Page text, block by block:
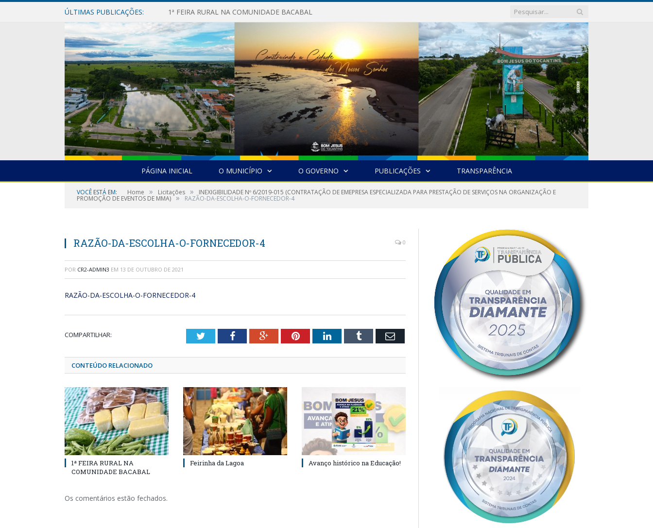
ÚLTIMAS PUBLICAÇÕES: 1ª FEIRA RURAL NA COMUNIDADE BACABAL
PÁGINA INICIAL O MUNICÍPIO O GOVERNO PUBLICAÇÕES TRANSPARÊNCIA
VOCÊ ESTÁ EM: Home » Licitações » INEXIGIBILIDADE Nº 6/2019-015 (CONTRATAÇÃO DE EMEPRESA ESPECIALIZADA PARA PRESTAÇÃO DE SERVIÇOS NA ORGANIZAÇÃO E
PROMOÇÃO DE EVENTOS DE MMA) » RAZÃO-DA-ESCOLHA-O-FORNECEDOR-4
RAZÃO-DA-ESCOLHA-O-FORNECEDOR-4 0
POR CR2-ADMIN3 EM 13 DE OUTUBRO DE 2021
RAZÃO-DA-ESCOLHA-O-FORNECEDOR-4
COMPARTILHAR: TwitterFacebookGoogle+PinterestLinkedInTumblr Email
CONTEÚDO RELACIONADO
1ª FEIRA RURAL NA
COMUNIDADE BACABAL
Feirinha da Lagoa Avanço histórico na Educação!
Os comentários estão fechados.